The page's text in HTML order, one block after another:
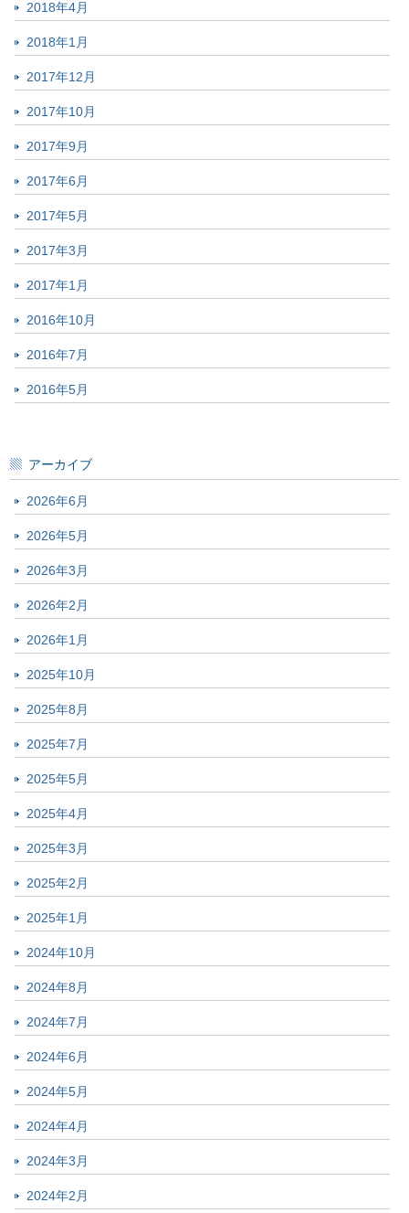
2018年4月
2018年1月
2017年12月
2017年10月
2017年9月
2017年6月
2017年5月
2017年3月
2017年1月
2016年10月
2016年7月
2016年5月
アーカイブ
2026年6月
2026年5月
2026年3月
2026年2月
2026年1月
2025年10月
2025年8月
2025年7月
2025年5月
2025年4月
2025年3月
2025年2月
2025年1月
2024年10月
2024年8月
2024年7月
2024年6月
2024年5月
2024年4月
2024年3月
2024年2月